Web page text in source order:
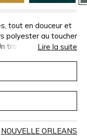
tout en douceur et
polyester au toucher
travail de broderie
et précieuse
de créer des
Lire la suite
NOUVELLE ORLEANS